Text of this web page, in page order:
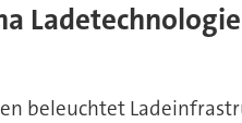
beleuchtet